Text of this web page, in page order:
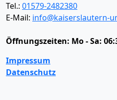
Tel.: 01579-2482380
E-Mail: info@kaiserslautern-
Öffnungszeiten: Mo - Sa:
Impressum
Datenschutz